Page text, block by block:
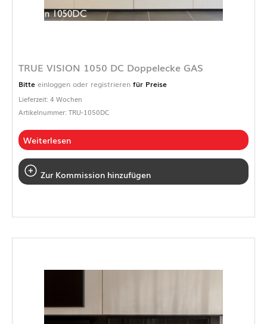
TRUE VISION 1050 DC Doppelecke GAS
Bitte einloggen oder registrieren für Preise
Lieferzeit: 4 Wochen
Artikelnummer: TRU-1050DC
Weiterlesen
Zur Kommission hinzufügen